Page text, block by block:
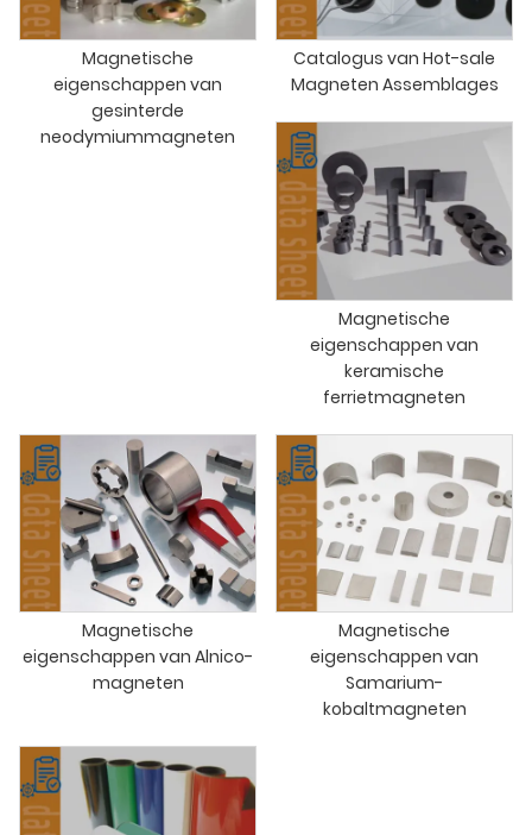
Magnetische
eigenschappen van
gesinterde
neodymiummagneten
Catalogus van Hot-sale
Magneten Assemblages
Magnetische
eigenschappen van
keramische
ferrietmagneten
Magnetische
eigenschappen van Alnico-
magneten
Magnetische
eigenschappen van
Samarium-
kobaltmagneten